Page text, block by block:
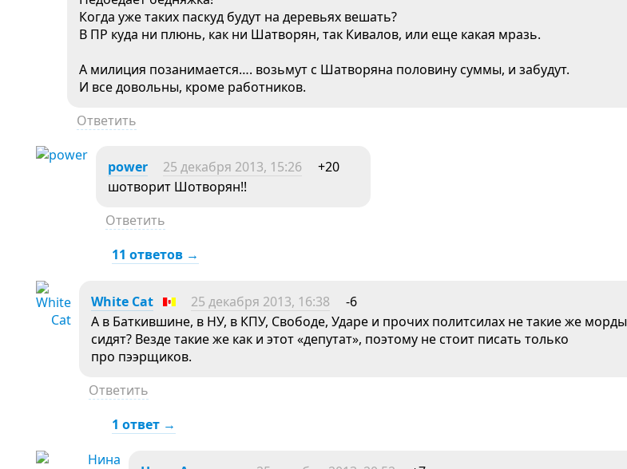
Когда уже таких паскуд будут на деревьях вешать?
В ПР куда ни плюнь, как ни Шатворян, так Кивалов, или еще какая мразь.
А милиция позанимается…. возьмут с Шатворяна половину суммы, и забудут.
И все довольны, кроме работников.
Ответить
power 25 декабря 2013, 15:26
+20
шотворит Шотворян!!
Ответить
11 ответов →
White Cat 25 декабря 2013, 16:38
-6
А в Баткившине, в НУ, в КПУ, Свободе, Ударе и прочих политсилах не такие же морды
сидят? Везде такие же как и этот «депутат», поэтому не стоит писать только
про пээрщиков.
Ответить
1 ответ →